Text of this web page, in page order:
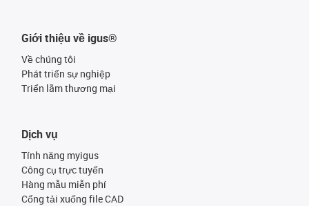
Giới thiệu về igus®
Về chúng tôi
Phát triển sự nghiệp
Triển lãm thương mại
Dịch vụ
Tính năng myigus
Công cụ trực tuyến
Hàng mẫu miễn phí
Cổng tải xuống file CAD